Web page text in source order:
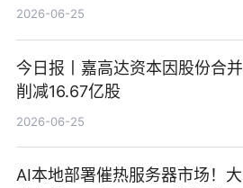
2026-06-25
今日报丨嘉高达资本因股份合并
削减16.67亿股
2026-06-25
AI本地部署催热服务器市场！大